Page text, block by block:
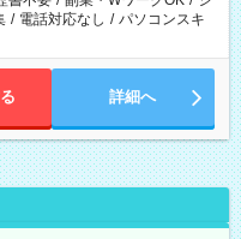
/ 電話対応なし / パソコンスキ
詳細へ